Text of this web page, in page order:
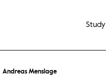
Study
Andreas Menslage